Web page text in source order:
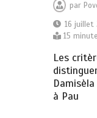
par
16 juillet
15
Les
à Pau